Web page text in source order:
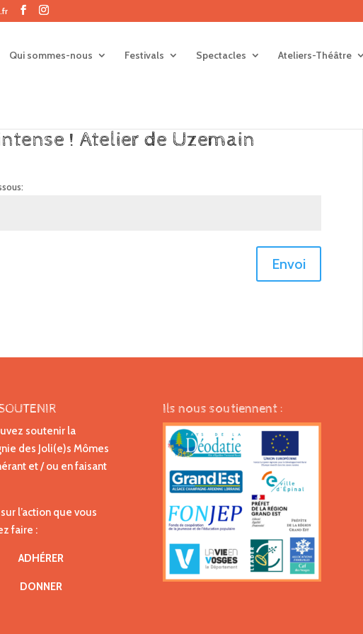
Qui sommes-nous Festivals Spectacles Ateliers-Théâtre
! Atelier de Uzemain
Envoi
soutenir la
des Joli(e)s Mômes
et / ou en faisant
l’action que vous
faire :
ADHÉRER
DONNER
Ils nous soutiennent :